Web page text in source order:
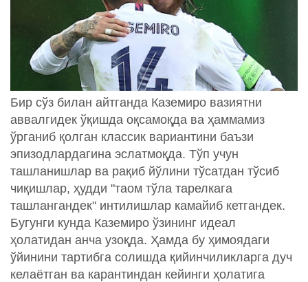
Бир сўз билан айтганда Каземиро вазиятни
аввалгидек ўқишда оқсамоқда ва ҳаммамиз
ўрганиб қолган классик вариантини баъзи
эпизодлардагина эслатмоқда. Тўп учун
ташланишлар ва рақиб йўлини тўсатдан тўсиб
чиқишлар, ҳудди "таом тўла тарелкага
ташлангандек" интилишлар камайиб кетгандек.
Бугунги кунда Каземиро ўзининг идеал
ҳолатидан анча узоқда. Ҳамда бу ҳимоядаги
ўйинини тартибга солишда қийинчиликларга дуч
келаётган ва карантиндан кейинги ҳолатига